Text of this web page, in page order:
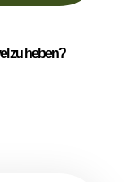
zu heben?